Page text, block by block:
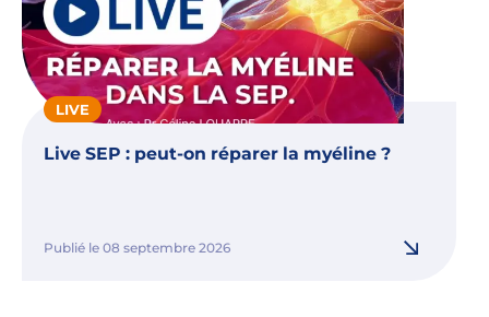
LIVE
Live SEP : peut-on réparer la myéline ?
Publié le 08 septembre 2026